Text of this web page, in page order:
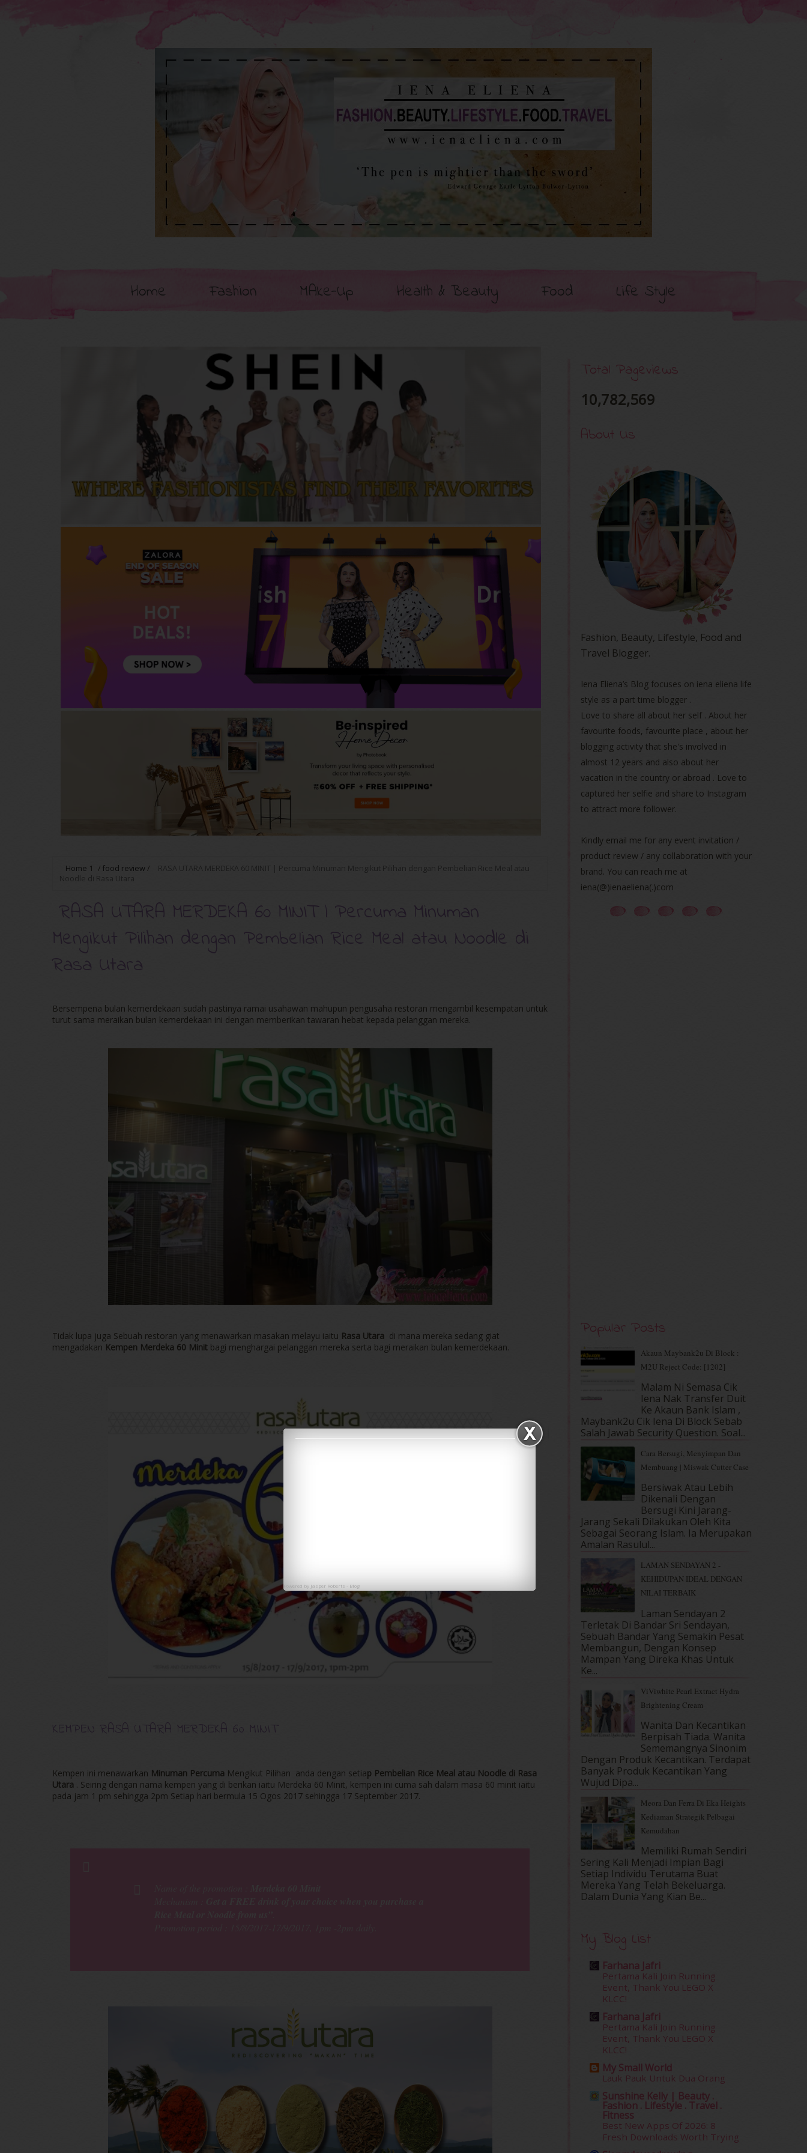
Home Fashion MAke-Up Health & Beauty Food Life Style
Home 1 / food review /
RASA UTARA MERDEKA 60 MINIT | Percuma Minuman Mengikut Pilihan dengan Pembelian Rice Meal atau
Noodle di Rasa Utara
RASA UTARA MERDEKA 60 MINIT | Percuma Minuman
Mengikut Pilihan dengan Pembelian Rice Meal atau Noodle di
Rasa Utara
Bersempena bulan kemerdekaan sudah pastinya ramai usahawan mahupun pengusaha restoran mengambil kesempatan untuk
turut sama meraikan bulan kemerdekaan ini dengan memberikan tawaran hebat kepada pelanggan mereka.
Tidak lupa juga Sebuah restoran yang menawarkan masakan melayu iaitu Rasa Utara di mana mereka sedang giat
mengadakan Kempen Merdeka 60 Minit bagi menghargai pelanggan mereka serta bagi meraikan bulan kemerdekaan.
KEMPEN RASA UTARA MERDEKA 60 MINIT
Kempen ini menawarkan Minuman Percuma Mengikut Pilihan anda dengan setiap Pembelian Rice Meal atau Noodle di Rasa
Utara . Seiring dengan nama kempen yang di berikan iaitu Merdeka 60 Minit, kempen ini cuma sah dalam masa 60 minit iaitu
pada jam 1 pm sehingga 2pm Setiap hari bermula 15 Ogos 2017 sehingga 17 September 2017.
Powered by Jasper Roberts - Blog
Total Pageviews
10,782,569
About Us
Fashion, Beauty, Lifestyle, Food and
Travel Blogger.
Iena Eliena’s Blog focuses on iena eliena life
style as a part time blogger .
Love to share all about her self . About her
favourite foods, favourite place , about her
blogging activity that she's involved in
almost 12 years and also about her
vacation in the country or abroad . Love to
captured her selfie and share to Instagram
to attract more follower.
Kindly email me for any event invitation /
product review / any collaboration with your
brand. You can reach me at
iena(@)ienaeliena(.)com
Popular Posts
Akaun Maybank2u Di Block :
M2U Reject Code: [1202]
Malam Ni Semasa Cik
Iena Nak Transfer Duit
Ke Akaun Bank Islam ,
Maybank2u Cik Iena Di Block Sebab
Salah Jawab Security Question. Soal...
Cara Bersugi, Menyimpan Dan
Membuang | Miswak Cutter Case
Bersiwak Atau Lebih
Dikenali Dengan
Bersugi Kini Jarang-
Jarang Sekali Dilakukan Oleh Kita
Sebagai Seorang Islam. Ia Merupakan
Amalan Rasulul...
LAMAN SENDAYAN 2 -
KEHIDUPAN IDEAL DENGAN
NILAI TERBAIK
Laman Sendayan 2
Terletak Di Bandar Sri Sendayan,
Sebuah Bandar Yang Semakin Pesat
Membangun, Dengan Konsep
Mampan Yang Direka Khas Untuk
Ke...
ViViwhite Pearl Extract Hydra
Brightening Cream
Wanita Dan Kecantikan
Berpisah Tiada. Wanita
Sememangnya Sinonim
Dengan Produk Kecantikan. Terdapat
Banyak Produk Kecantikan Yang
Wujud Dipa...
Meora Dan Ferra Di Eka Heights
Kediaman Strategik Pelbagai
Kemudahan
Memiliki Rumah Sendiri
Sering Kali Menjadi Impian Bagi
Setiap Individu Terutama Buat
Mereka Yang Telah Bekeluarga.
Dalam‍ Dunia Yang Kian Be...
My Blog List
Farhana Jafri
Pertama Kali Join Running
Event, Thank You LEGO X
KLCC!
Farhana Jafri
Pertama Kali Join Running
Event, Thank You LEGO X
KLCC!
My Small World
Lauk Pauk Untuk Dua Orang
Sunshine Kelly | Beauty .
Fashion . Lifestyle . Travel .
Fitness
Best New Apps Of 2026: 8
Fresh Downloads Worth Trying